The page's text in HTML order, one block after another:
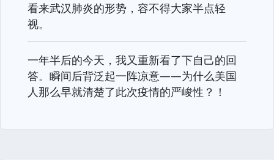
看来武汉肺炎的形势，容不得大家半点轻
视。
一年半后的今天，我又重新看了下自己的回
答。瞬间后背泛起一阵凉意——为什么美国
人那么早就清楚了此次疫情的严峻性？！